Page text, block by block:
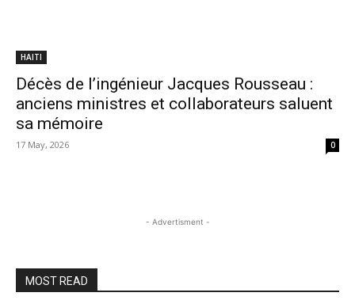
HAITI
Décès de l’ingénieur Jacques Rousseau :
anciens ministres et collaborateurs saluent
sa mémoire
17 May, 2026 0
- Advertisment -
MOST READ